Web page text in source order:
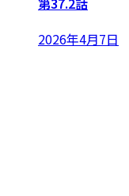
2026年4月7日